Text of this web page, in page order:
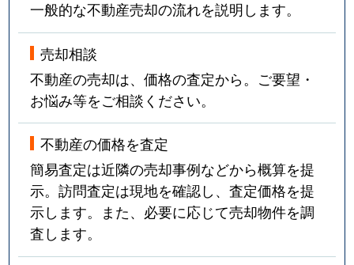
一般的な不動産売却の流れを説明します。
売却相談
不動産の売却は、価格の査定から。ご要望・
お悩み等をご相談ください。
不動産の価格を査定
簡易査定は近隣の売却事例などから概算を提
示。訪問査定は現地を確認し、査定価格を提
示します。また、必要に応じて売却物件を調
査します。